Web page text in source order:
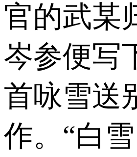
官的武某
岑参便写
首咏雪送
作。“白雪